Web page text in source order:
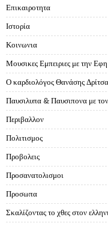
Επικαιροτητα
Ιστορία
Κοινωνια
Μουσικες Εμπειριες με την
Ο καρδιολόγος Θανάσης
Παυσιλυπα & Παυσιπονα με
Περιβαλλον
Πολιτισμος
Προβολεις
Προσανατολισμοι
Προσωπα
Σκαλίζοντας το χθες στον